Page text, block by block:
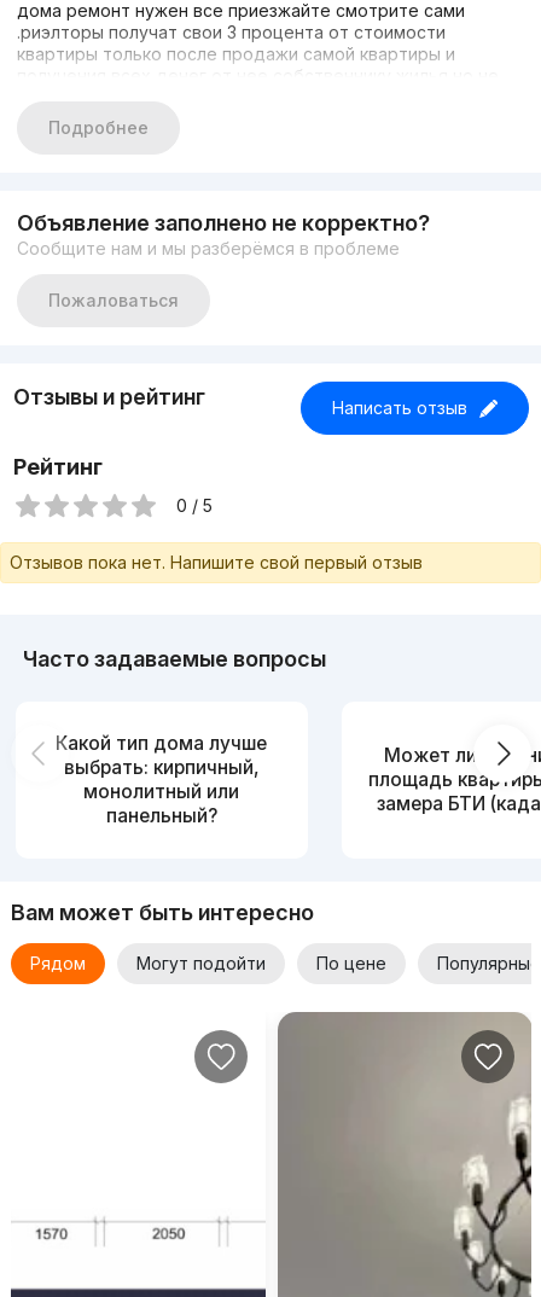
дома ремонт нужен все приезжайте смотрите сами
.риэлторы получат свои 3 процента от стоимости
квартиры только после продажи самой квартиры и
получения всех денег от нее собственнику жилья но не
Подробнее
Объявление заполнено не корректно?
Сообщите нам и мы разберёмся в проблеме
Пожаловаться
Отзывы и рейтинг Написать отзыв
Рейтинг
0 / 5
Отзывов пока нет. Напишите свой первый отзыв
Часто задаваемые вопросы
Какой тип дома лучше
выбрать: кирпичный,
монолитный или
панельный?
Может ли
площадь
замера БТИ
Вам может быть интересно
Рядом Могут подойти По цене Популярные